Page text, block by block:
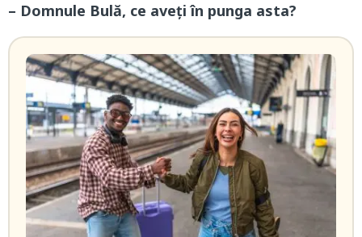
– Domnule Bulă, ce aveți în punga asta?